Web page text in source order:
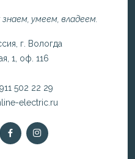
умеем, владеем.
г. Вологда
1, оф. 116
502 22 29
electric.ru